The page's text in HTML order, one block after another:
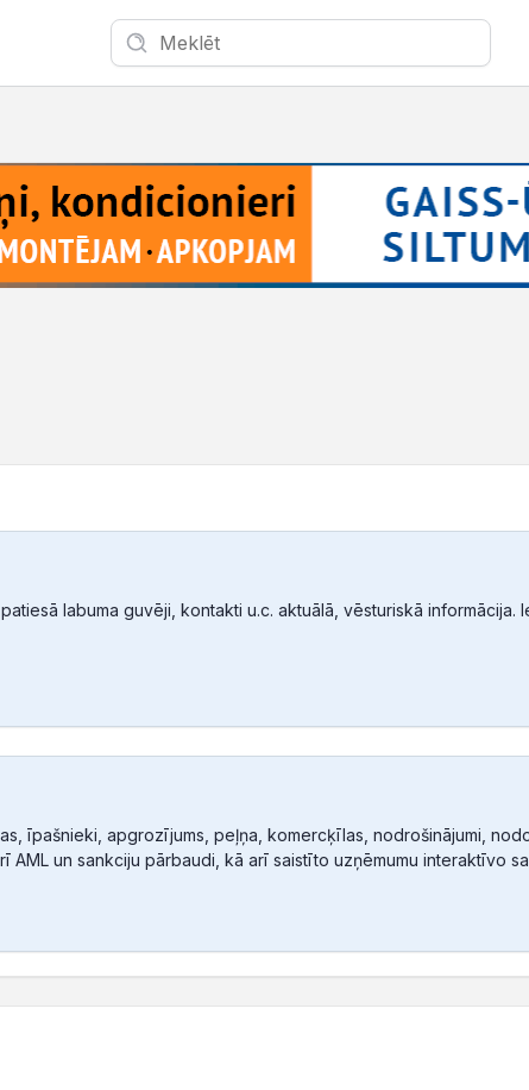
labuma guvēji, kontakti u.c. aktuālā, vēsturiskā informācija.
īpašnieki, apgrozījums, peļņa, komercķīlas, nodrošinājumi,
un sankciju pārbaudi, kā arī saistīto uzņēmumu interaktīvo